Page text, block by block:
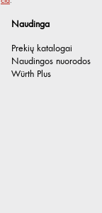
Naudinga
Prekių katalogai
Naudingos nuorodos
Würth Plus